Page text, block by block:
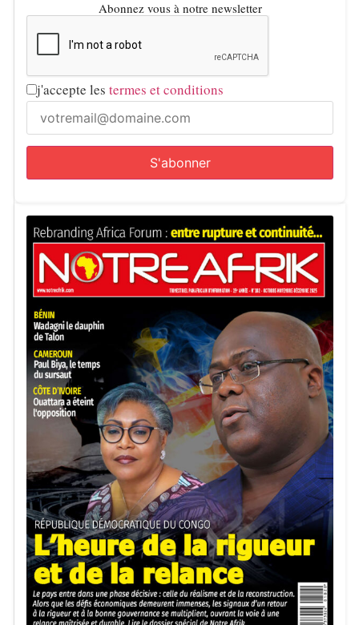
Abonnez vous à notre newsletter
j'accepte les termes et conditions